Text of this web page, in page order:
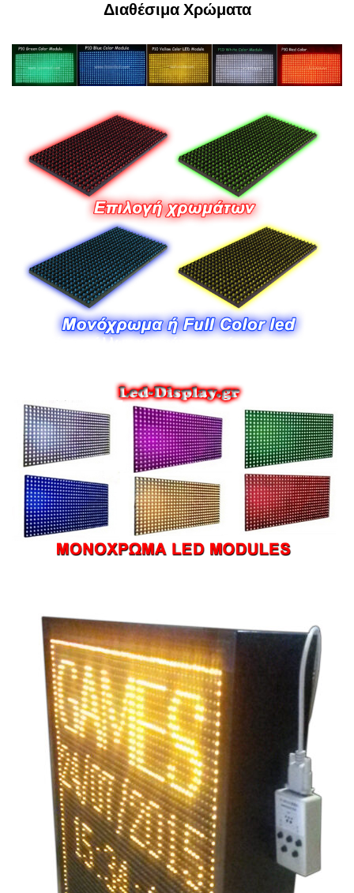
Διαθέσιμα Χρώματα